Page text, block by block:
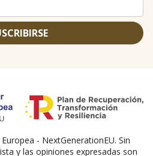
- NextGenerationEU. Sin
y las opiniones expresadas son